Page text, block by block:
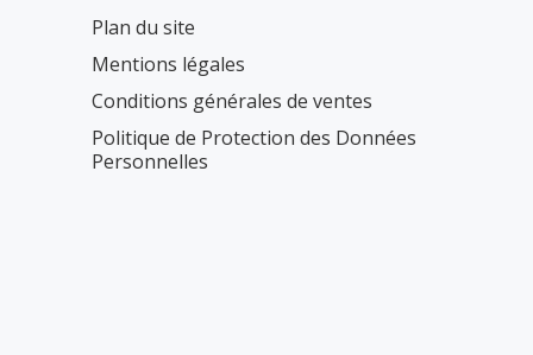
Plan du site
Mentions légales
Conditions générales de ventes
Politique de Protection des Données
Personnelles